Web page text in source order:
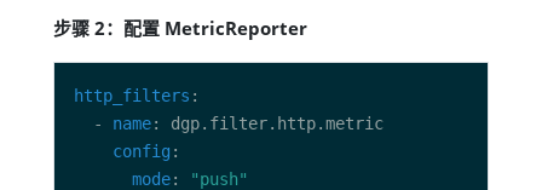
步骤 2：配置 MetricReporter
http_filters
  -
name
config
mode:
"push"